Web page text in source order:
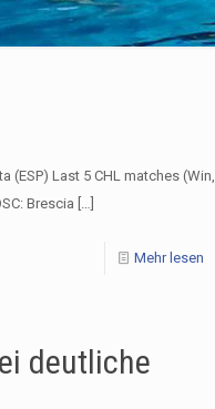
(ESP) Last 5 CHL matches (Win,
Brescia […]
Mehr lesen
deutliche